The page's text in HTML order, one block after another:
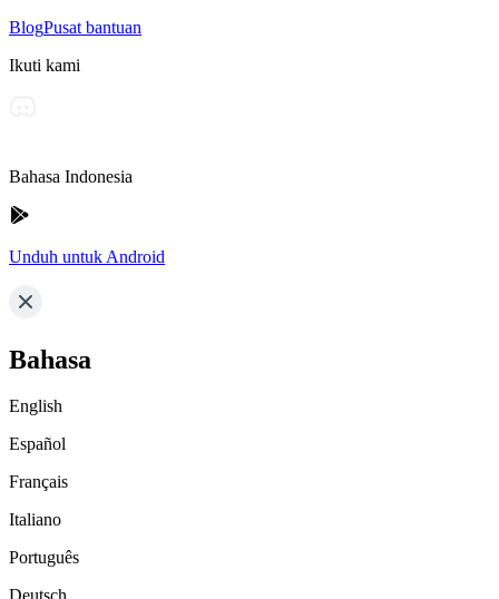
BlogPusat bantuan
Ikuti kami
Bahasa Indonesia
Unduh untuk Android
Bahasa
English
Español
Français
Italiano
Português